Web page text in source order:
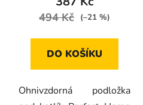
494 Kč (–21 %)
DO KOŠÍKU
Ohnivzdorná podložka